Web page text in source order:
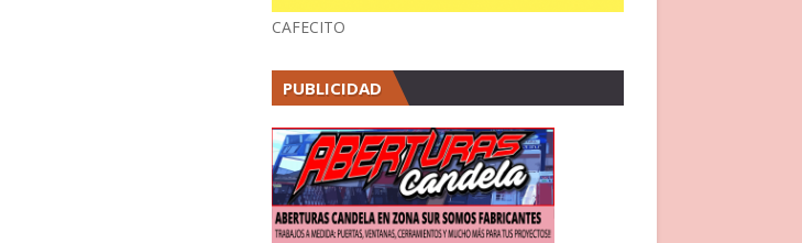
CAFECITO
PUBLICIDAD